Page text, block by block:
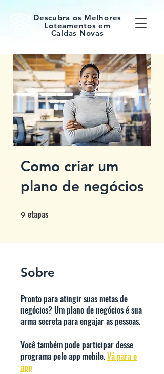
Descubra os Melhores
Loteamentos em
Caldas Novas
Como criar um
plano de negócios
9 etapas
Sobre
Pronto para atingir suas metas de
negócios? Um plano de negócios é sua
arma secreta para engajar as pessoas.
Você também pode participar desse
programa pelo app mobile.Vá para o
app